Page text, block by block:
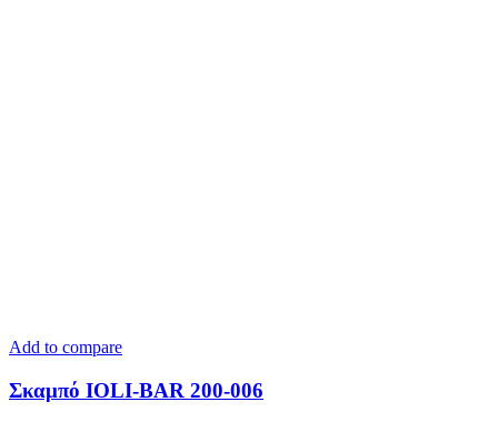
Add to compare
Σκαμπό IOLI-BAR 200-006